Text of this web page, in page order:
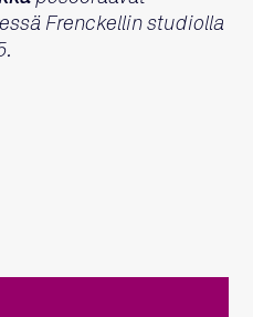
Frenckellin studiolla